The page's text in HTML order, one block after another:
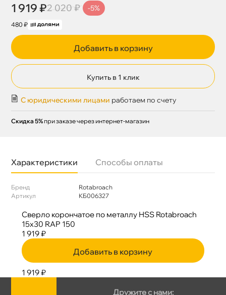
1 919 ₽2 020 ₽ -5%
480 ₽
Добавить в корзину
Купить в 1 клик
С юридическими лицами работаем по счету
Скидка 5% при заказе через интернет-магазин
Характеристики Способы оплаты
Бренд
Rotabroach
Артикул
КБ006327
Сверло корончатое по металлу HSS Rotabroach
15х30 RAP 150
1 919 ₽
Добавить в корзину
1 919 ₽
Дружите с нами: